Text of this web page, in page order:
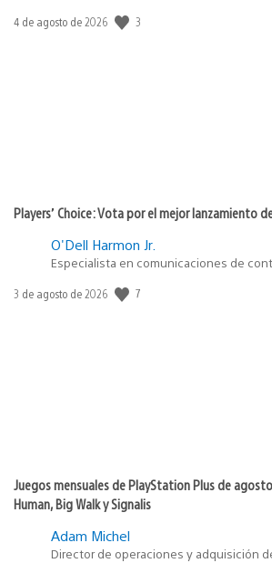
Fecha
4 de agosto de 2026 3
Players’ Choice: Vota por el mejor lanzamiento
O'Dell Harmon Jr.
Especialista en comunicaciones de
Fecha
3 de agosto de 2026 7
Juegos mensuales de PlayStation Plus de
Human, Big Walk y Signalis
Adam Michel
Director de operaciones y adquisición